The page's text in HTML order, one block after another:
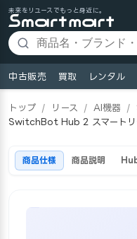
未来をリユースでもっと身近に。
中古販売 買取 レンタル
トップ / リース / AI機器 /
SwitchBot Hub 2 スマートリ
商品仕様 商品説明